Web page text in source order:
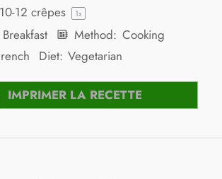
10-12 crêpes 1x
Breakfast Method: Cooking
Diet: Vegetarian
IMPRIMER LA RECETTE